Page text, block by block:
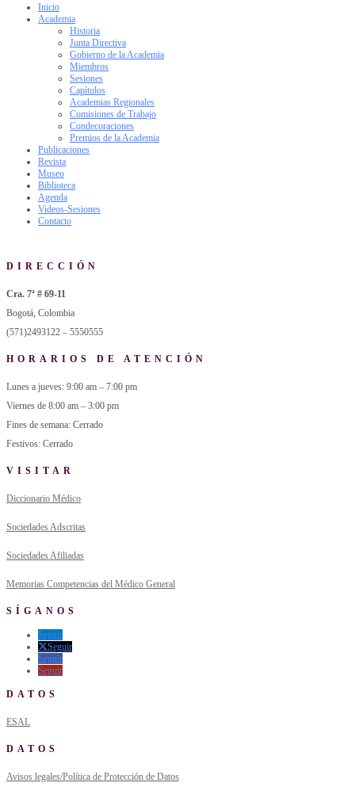
Inicio
Academia
Historia
Junta Directiva
Gobierno de la Academia
Miembros
Sesiones
Capítulos
Academias Regionales
Comisiones de Trabajo
Condecoraciones
Premios de la Academia
Publicaciones
Revista
Museo
Biblioteca
Agenda
Videos-Sesiones
Contacto
DIRECCIÓN
Cra. 7ª # 69-11
Bogotá, Colombia
(571)2493122 – 5550555
HORARIOS DE ATENCIÓN
Lunes a jueves: 9:00 am – 7:00 pm
Viernes de 8:00 am – 3:00 pm
Fines de semana: Cerrado
Festivos: Cerrado
VISITAR
Diccionario Médico
Sociedades Adscritas
Sociedades Afiliadas
Memorias Competencias del Médico General
SÍGANOS
Seguir
Seguir
Seguir
Seguir
DATOS
ESAL
DATOS
Avisos legales/Política de Protección de Datos